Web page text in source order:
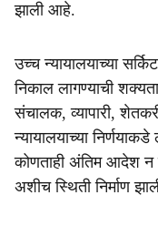
झाली आहे.
उच्च न्यायालयाच्या
निकाल लागण्याची
संचालक, व्यापारी,
न्यायालयाच्या
कोणताही अंतिम आदेश न
अशीच स्थिती निर्माण